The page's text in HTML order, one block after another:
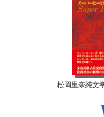
松岡里奈純文